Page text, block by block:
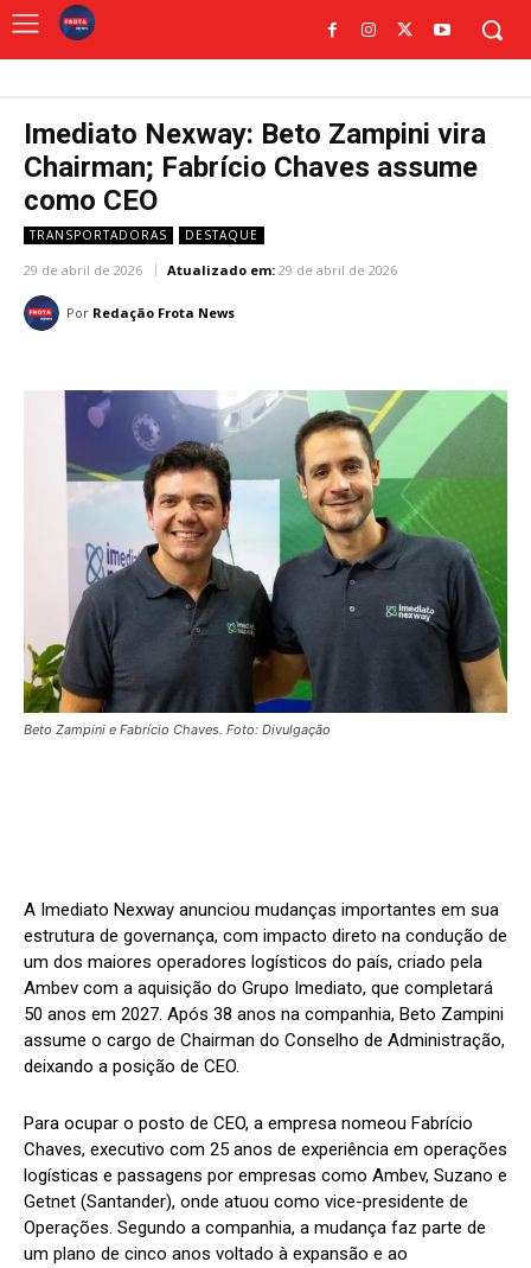
Imediato Nexway: Beto Zampini vira
Chairman; Fabrício Chaves assume
como CEO
TRANSPORTADORAS DESTAQUE
29 de abril de 2026 Atualizado em: 29 de abril de 2026
Por Redação Frota News
Beto Zampini e Fabrício Chaves. Foto: Divulgação
A Imediato Nexway anunciou mudanças importantes em sua
estrutura de governança, com impacto direto na condução de
um dos maiores operadores logísticos do país, criado pela
Ambev com a aquisição do Grupo Imediato, que completará
50 anos em 2027. Após 38 anos na companhia, Beto Zampini
assume o cargo de Chairman do Conselho de Administração,
deixando a posição de CEO.
Para ocupar o posto de CEO, a empresa nomeou Fabrício
Chaves, executivo com 25 anos de experiência em operações
logísticas e passagens por empresas como Ambev, Suzano e
Getnet (Santander), onde atuou como vice-presidente de
Operações. Segundo a companhia, a mudança faz parte de
um plano de cinco anos voltado à expansão e ao